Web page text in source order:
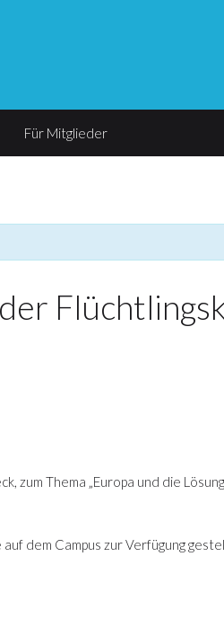
Für Mitglieder
zum Thema „Europa und die
dem Campus zur Verfügung